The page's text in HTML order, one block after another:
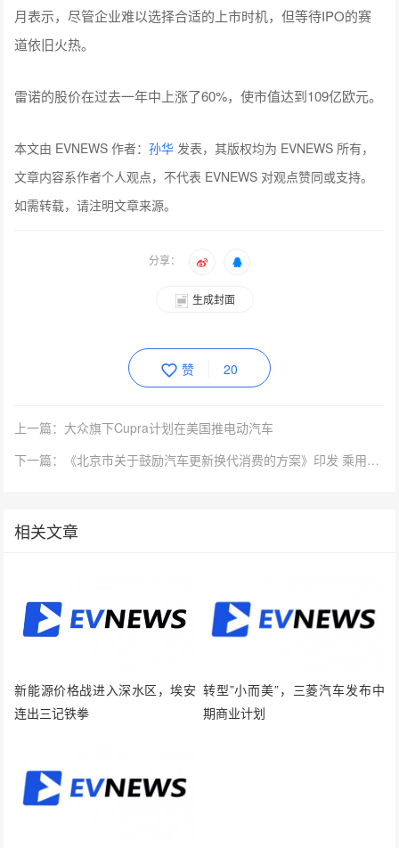
月表示，尽管企业难以选择合适的上市时机，但等待IPO的赛
道依旧火热。
雷诺的股价在过去一年中上涨了60%，使市值达到109亿欧元。
本文由 EVNEWS 作者：孙华 发表，其版权均为 EVNEWS 所有，
文章内容系作者个人观点，不代表 EVNEWS 对观点赞同或支持。
如需转载，请注明文章来源。
分享：
生成封面
赞 20
上一篇：大众旗下Cupra计划在美国推电动汽车
下一篇：《北京市关于鼓励汽车更新换代消费的方案》印发 乘用车置换新能源小客车最高补贴1万元
相关文章
新能源价格战进入深水区，埃安
连出三记铁拳
转型”小而美”，三菱汽车发布中
期商业计划